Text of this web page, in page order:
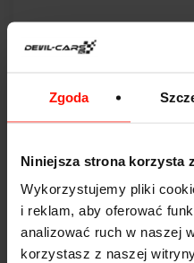
Zgoda
Niniejsza strona korzysta
Wykorzystujemy pliki
i reklam, aby oferować
analizować ruch w naszej
korzystasz z naszej